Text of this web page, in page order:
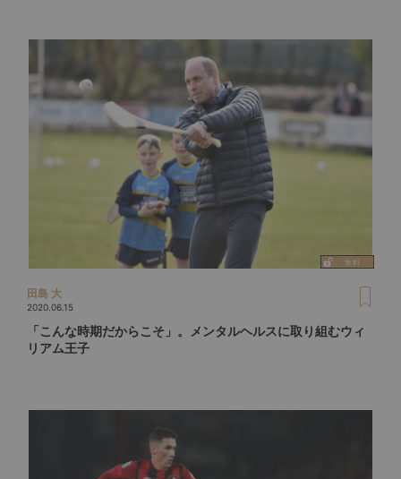
田島 大
2020.06.15
「こんな時期だからこそ」。メンタルヘルスに取り組むウィ
リアム王子